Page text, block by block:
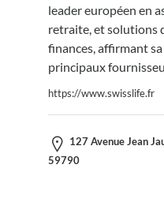
leader européen en
retraite, et solutions
finances, affirmant
principaux
https://www.swisslife.fr
127 Avenue Jean
59790